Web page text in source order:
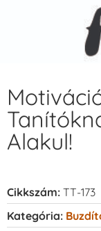
Alakul!
Cikkszám: TT-173
Kategória: